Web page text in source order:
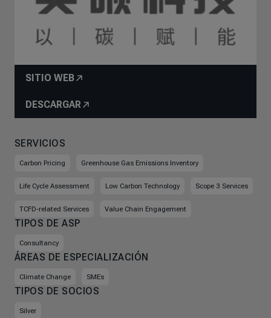
SITIO WEB
DESCARGAR
SERVICIOS
Carbon Pricing Greenhouse Gas Emissions Inventory
Life Cycle Assessment Low Carbon Technology Scope 3 Services
TCFD-related Services Value Chain Engagement
TIPOS DE ASP
Consultancy
ÁREAS DE ESPECIALIZACIÓN
Climate Change SMEs
TIPOS DE SOCIOS
Silver